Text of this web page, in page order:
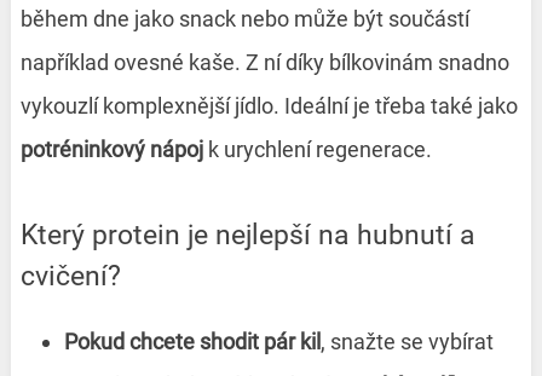
během dne jako snack nebo může být součástí
například ovesné kaše. Z ní díky bílkovinám snadno
vykouzlí komplexnější jídlo. Ideální je třeba také jako
potréninkový nápojk urychlení regenerace.
Který protein je nejlepší na hubnutí a
cvičení?
Pokud chcete shodit pár kil , snažte se vybírat